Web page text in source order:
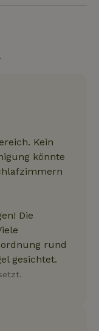
Kein
könnte
Die
rund
gesichtet.